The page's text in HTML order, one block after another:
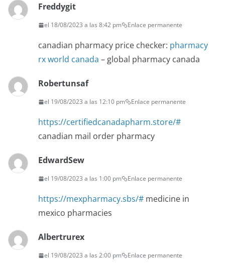
Freddygit
el 18/08/2023 a las 8:42 pm Enlace permanente
canadian pharmacy price checker: pharmacy
rx world canada – global pharmacy canada
Robertunsaf
el 19/08/2023 a las 12:10 pm Enlace permanente
https://certifiedcanadapharm.store/#
canadian mail order pharmacy
EdwardSew
el 19/08/2023 a las 1:00 pm Enlace permanente
https://mexpharmacy.sbs/# medicine in
mexico pharmacies
Albertrurex
el 19/08/2023 a las 2:00 pm Enlace permanente